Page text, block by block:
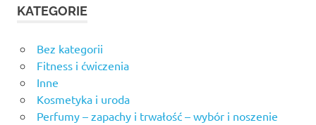
KATEGORIE
Bez kategorii
Fitness i ćwiczenia
Inne
Kosmetyka i uroda
Perfumy – zapachy i trwałość – wybór i noszenie